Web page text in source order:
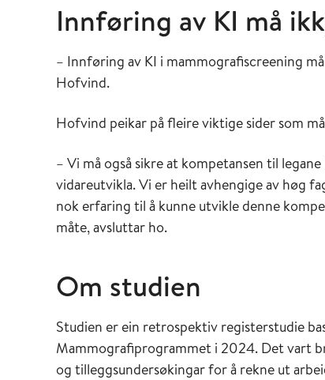
Innføring av KI må
– Innføring av KI i mammografiscreening
Hofvind.
Hofvind peikar på fleire viktige sider som
– Vi må også sikre at kompetansen til
vidareutvikla. Vi er heilt avhengige av høg
nok erfaring til å kunne utvikle denne
måte, avsluttar ho.
Om studien
Studien er ein retrospektiv registerstudie
Mammografiprogrammet i 2024. Det vart
og tilleggsundersøkingar for å rekne ut